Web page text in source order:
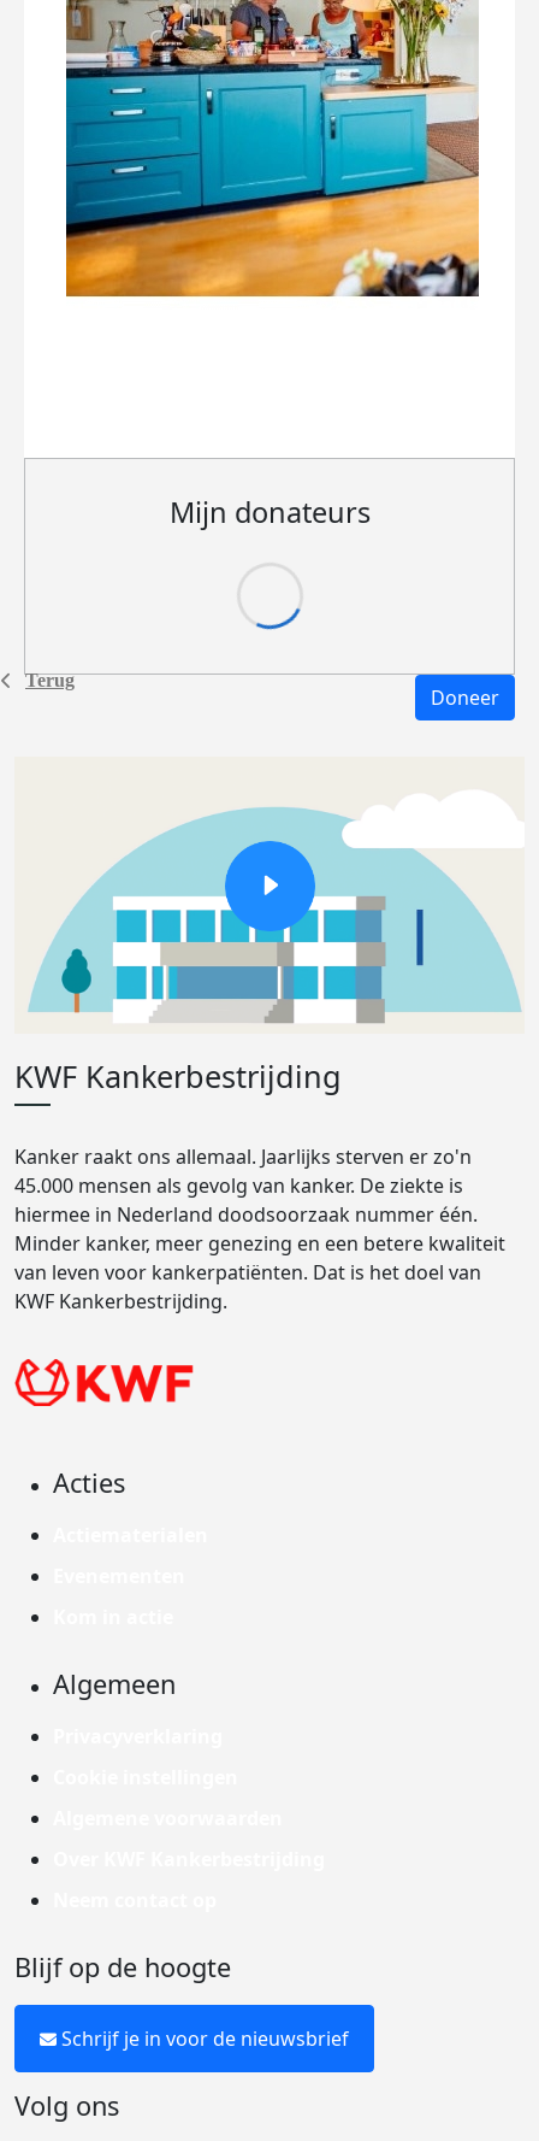
Terug
Mijn donateurs
Doneer
KWF Kankerbestrijding
Kanker raakt ons allemaal. Jaarlijks sterven er zo'n
45.000 mensen als gevolg van kanker. De ziekte is
hiermee in Nederland doodsoorzaak nummer één.
Minder kanker, meer genezing en een betere kwaliteit
van leven voor kankerpatiënten. Dat is het doel van
KWF Kankerbestrijding.
Acties
Algemeen
Blijf op de hoogte
Schrijf je in voor de nieuwsbrief
Volg ons